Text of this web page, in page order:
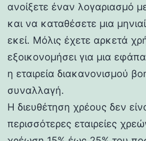
ανοίξετε έναν λογαριασμό
και να καταθέσετε μια
εκεί. Μόλις έχετε αρκετά
εξοικονομήσει για μια
η εταιρεία διακανονισμού
συναλλαγή.
Η διευθέτηση χρέους δεν
περισσότερες εταιρείες